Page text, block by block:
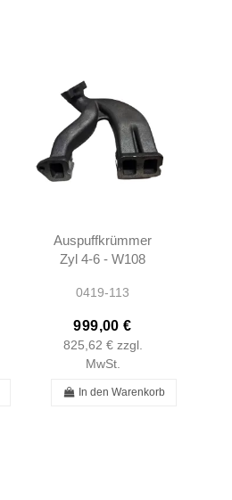
Auspuffkrümmer
Zyl 4-6 - W108
W113 -
A1291420202
M129 M130 SE
0419-113
999,00 €
825,62 € zzgl.
MwSt.
In den Warenkorb